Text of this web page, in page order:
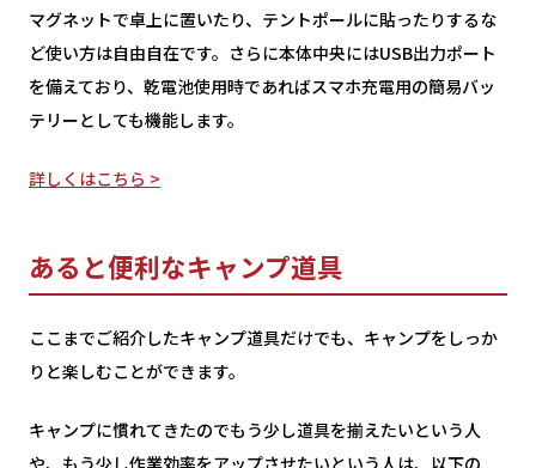
マグネットで卓上に置いたり、テントポールに貼ったりするな
ど使い方は自由自在です。さらに本体中央にはUSB出力ポート
を備えており、乾電池使用時であればスマホ充電用の簡易バッ
テリーとしても機能します。
詳しくはこちら >
あると便利なキャンプ道具
ここまでご紹介したキャンプ道具だけでも、キャンプをしっか
りと楽しむことができます。
キャンプに慣れてきたのでもう少し道具を揃えたいという人